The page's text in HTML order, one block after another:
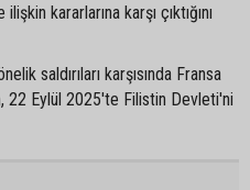
kararlarına karşı çıktığını
saldırıları karşısında Fransa
22 Eylül 2025'te Filistin Devleti'ni